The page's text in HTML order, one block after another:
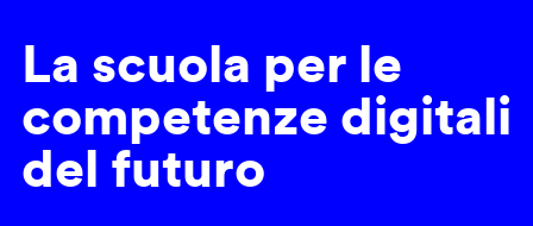
La scuola per le
competenze digitali
del futuro